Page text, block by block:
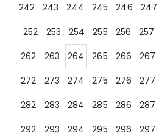
242
243 244 245 246 247
252
253 254 255 256 257
262
263 264 265 266 267
272
273 274 275 276 277
282
283 284 285 286 287
292
293 294 295 296 297